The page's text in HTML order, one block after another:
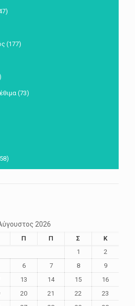
(177)
(73)
2026
Π Π Σ
Κ
1
2
6 7 8
9
13 14 15
16
20 21 22
23